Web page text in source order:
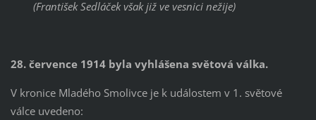
(František Sedláček však již ve vesnici nežije)
28. července 1914 byla vyhlášena světová válka.
V kronice Mladého Smolivce je k událostem v 1. světové
válce uvedeno: